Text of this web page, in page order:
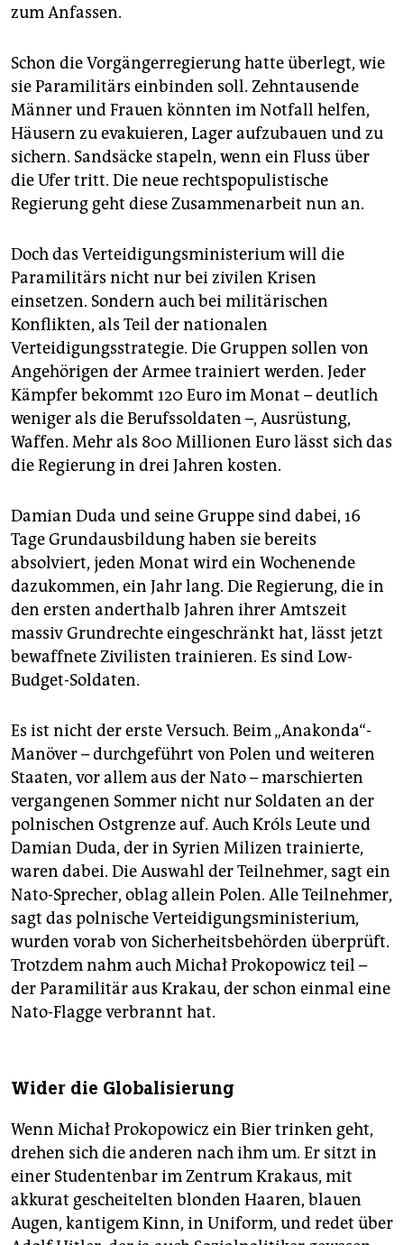
zum Anfassen.
Schon die Vorgängerregierung hatte überlegt, wie
sie Paramilitärs einbinden soll. Zehntausende
Männer und Frauen könnten im Notfall helfen,
Häusern zu evakuieren, Lager aufzubauen und zu
sichern. Sandsäcke stapeln, wenn ein Fluss über
die Ufer tritt. Die neue rechtspopulistische
Regierung geht diese Zusammenarbeit nun an.
Doch das Verteidigungsministerium will die
Paramilitärs nicht nur bei zivilen Krisen
einsetzen. Sondern auch bei militärischen
Konflikten, als Teil der nationalen
Verteidigungsstrategie. Die Gruppen sollen von
Angehörigen der Armee trainiert werden. Jeder
Kämpfer bekommt 120 Euro im Monat – deutlich
weniger als die Berufssoldaten –, Ausrüstung,
Waffen. Mehr als 800 Millionen Euro lässt sich das
die Regierung in drei Jahren kosten.
Damian Duda und seine Gruppe sind dabei, 16
Tage Grundausbildung haben sie bereits
absolviert, jeden Monat wird ein Wochenende
dazukommen, ein Jahr lang. Die Regierung, die in
den ersten anderthalb Jahren ihrer Amtszeit
massiv Grundrechte eingeschränkt hat, lässt jetzt
bewaffnete Zivilisten trainieren. Es sind Low-
Budget-Soldaten.
Es ist nicht der erste Versuch. Beim „Anakonda“-
Manöver – durchgeführt von Polen und weiteren
Staaten, vor allem aus der Nato – marschierten
vergangenen Sommer nicht nur Soldaten an der
polnischen Ostgrenze auf. Auch Króls Leute und
Damian Duda, der in Syrien Milizen trainierte,
waren dabei. Die Auswahl der Teilnehmer, sagt ein
Nato-Sprecher, oblag ­allein Polen. Alle Teilnehmer,
sagt das polnische Verteidigungsministerium,
wurden vorab von Sicherheitsbehörden überprüft.
Trotzdem nahm auch Michał Prokopowicz teil –
der Parami­litär aus Krakau, der schon einmal eine
Nato-Flagge verbrannt hat.
Wider die Globalisierung
Wenn Michał Prokopowicz ein Bier trinken geht,
drehen sich die anderen nach ihm um. Er sitzt in
einer Studentenbar im Zentrum Krakaus, mit
akkurat gescheitelten blonden Haaren, blauen
Augen, kantigem Kinn, in Uniform, und redet über